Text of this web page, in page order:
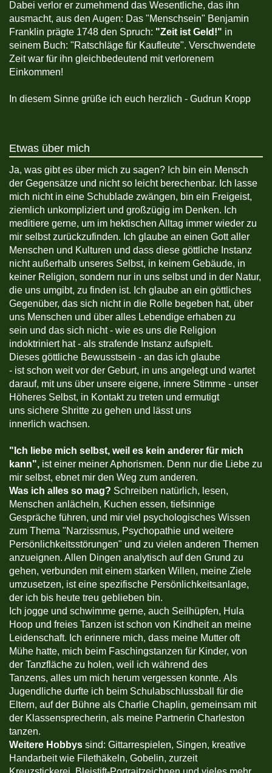
Dabei verlor er zumehmend das Wesentliche, das ihn
ausmacht, aus den Augen: Das "Menschsein" Benjamin
Franklin prägte 1748 den Spruch: "Zeit ist Geld!" in
seinem Buch: "Ratschläge für Kaufleute". Verschwendete
Zeit war für ihn gleichbedeutend mit verlorenem
Einkommen!
In diesem Sinne grüße ich euch herzlich - Gudrun Kropp
Etwas über mich
Ja, was gibt es über mich zu sagen? Ich bin ein Mensch
der Gegensätze und nicht so leicht berechenbar. Ich lasse
mich nicht in eine Schublade zwängen, bin ein Freigeist,
ziemlich unkompliziert und großzügig im Denken. Ich
meditiere gerne, um im hektischen Alltag immer wieder zu
mir selbst zurückzufinden. Ich glaube an einen Gott aller
Menschen und Kulturen und dass diese göttliche Instanz
nicht außerhalb unseres Selbst, in keinem Gebäude, in
keiner Religion, sondern nur in uns selbst und in der Natur,
die uns umgibt, zu finden ist. Ich glaube an ein göttliches
Gegenüber, das sich nicht in die Rolle begeben hat, über
uns Menschen und über alles Lebendige erhaben zu
sein und das sich nicht - wie es uns die Religion
indoktriniert hat - als strafende Instanz aufspielt.
Dieses göttliche Bewusstsein - an das ich glaube
- ist schon weit vor der Geburt, in uns angelegt und wartet
darauf, mit uns über unsere eigene, innere Stimme - unser
Höheres Selbst, in Kontakt zu treten und ermutigt
uns sichere Shritte zu gehen und lässt uns
innerlich wachsen.
" Ich liebe mich selbst, weil es kein anderer für mich
kann", ist einer meiner Aphorismen. Denn nur die Liebe zu
mir selbst, ebnet mir den Weg zum anderen.
Was ich alles so mag? Schreiben natürlich, lesen,
Menschen anlächeln, Kuchen essen, tiefsinnige
Gespräche führen, und mir viel psychologisches Wissen
zum Thema "Narzissmus, Psychopathie und weitere
Persönlichkeitsstörungen" und zu vielen anderen Themen
anzueignen. Allen Dingen analytisch auf den Grund zu
gehen, verbunden mit einem starken Willen, meine Ziele
umzusetzen, ist eine spezifische Persönlichkeitsanlage,
der ich bis heute treu geblieben bin.
Ich jogge und schwimme gerne, auch Seilhüpfen, Hula
Hoop und freies Tanzen ist schon von Kindheit an meine
Leidenschaft. Ich erinnere mich, dass meine Mutter oft
Mühe hatte, mich beim Faschingstanzen für Kinder, von
der Tanzfläche zu holen, weil ich während des
Tanzens, alles um mich herum vergessen konnte. Als
Jugendliche durfte ich beim Schulabschlussball für die
Eltern, auf der Bühne als Charlie Chaplin, gemeinsam mit
der Klassensprecherin, als meine Partnerin Charleston
tanzen.
Weitere Hobbys sind: Gittarrespielen, Singen, kreative
Handarbeit wie Filethäkeln, Gobelin, zurzeit